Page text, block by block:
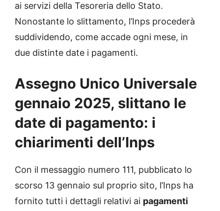
ai servizi della Tesoreria dello Stato.
Nonostante lo slittamento, l’Inps procederà
suddividendo, come accade ogni mese, in
due distinte date i pagamenti.
Assegno Unico Universale
gennaio 2025, slittano le
date di pagamento: i
chiarimenti dell’Inps
Con il messaggio numero 111, pubblicato lo
scorso 13 gennaio sul proprio sito, l’Inps ha
fornito tutti i dettagli relativi ai pagamenti